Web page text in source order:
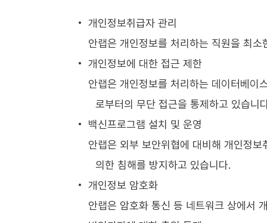
개인정보취급자 관리
안랩은 개인정보를 처리하는 직원을 최
개인정보에 대한 접근 제한
안랩은 개인정보를 처리하는 데이터베이
로부터의 무단 접근을 통제하고 있습니
백신프로그램 설치 및 운영
안랩은 외부 보안위협에 대비해 개인정
의한 침해를 방지하고 있습니다.
개인정보 암호화
안랩은 암호화 통신 등 네트워크 상에서